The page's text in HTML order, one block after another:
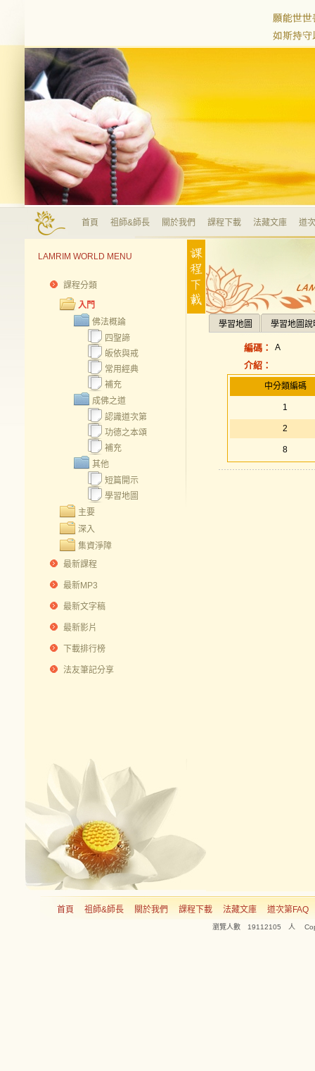
首頁 祖師&師長 關於我們 課程下載 法藏文庫 道
LAMRIM WORLD MENU
課程分類
入門
佛法概論
四聖諦
皈依與戒
常用經典
補充
成佛之道
認識道次第
功德之本頌
補充
其他
短篇開示
學習地圖
主要
深入
集資淨障
最新課程
最新MP3
最新文字稿
最新影片
下載排行榜
法友筆記分享
學習地圖 學習地圖說
編碼： A
介紹：
中分類編碼
1
2
8
首頁 祖師&師長 關於我們 課程下載 法藏文庫 道次第FAQ
瀏覽人數 19112105 人